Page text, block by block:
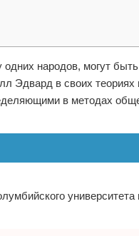
одних народов, могут быть
Эдвард в своих теориях
в методах
университета